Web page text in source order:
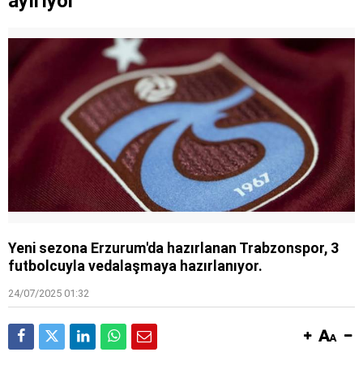
Yeni sezona Erzurum'da hazırlanan Trabzonspor, 3
futbolcuyla vedalaşmaya hazırlanıyor.
24/07/2025 01:32